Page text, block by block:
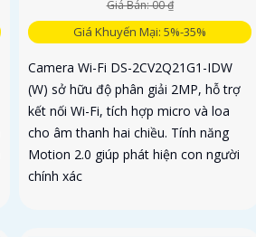
Giá Bán: 00 ₫
Giá Khuyến Mại: 5%-35%
Camera Wi-Fi DS-2CV2Q21G1-IDW
(W) sở hữu độ phân giải 2MP, hỗ trợ
kết nối Wi-Fi, tích hợp micro và loa
cho âm thanh hai chiều. Tính năng
Motion 2.0 giúp phát hiện con người
chính xác